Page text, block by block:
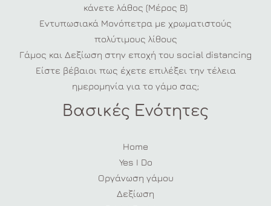
κάνετε λάθος (Μέρος Β)
Εντυπωσιακά Μονόπετρα με χρωματιστούς
πολύτιμους λίθους
Γάμος και Δεξίωση στην εποχή του social distancing
Είστε βέβαιοι πως έχετε επιλέξει την τέλεια
ημερομηνία για το γάμο σας;
Βασικές Ενότητες
Home
Yes I Do
Οργάνωση γάμου
Δεξίωση